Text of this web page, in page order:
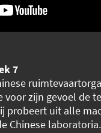
7
zijn gevoel de
probeert uit alle
Chinese